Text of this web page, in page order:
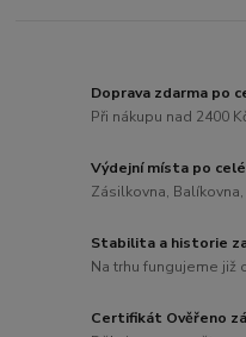
Doprava zdarma po
Při nákupu nad 2400
Výdejní místa po celé
Zásilkovna, Balíkovna,
Stabilita a historie
Na trhu fungujeme již
Certifikát Ověřeno